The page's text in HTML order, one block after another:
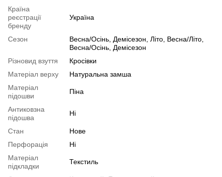
Країна
реєстрації
бренду
Україна
Сезон
Весна/Осінь, Демісезон, Літо, Весна/Літо,
Весна/Осінь, Демісезон
Різновид взуття
Кросівки
Матеріал верху
Натуральна замша
Матеріал
підошви
Піна
Антиковзна
підошва
Ні
Стан
Нове
Перфорація
Ні
Матеріал
підкладки
Текстиль